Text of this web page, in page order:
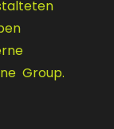
Group.